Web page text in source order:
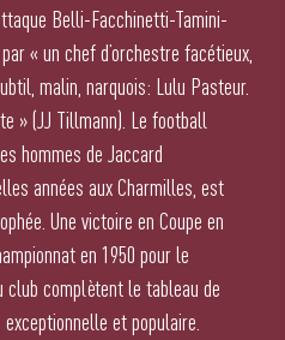
Belli-Facchinetti-Tamini-
« un chef d’orchestre facétieux,
malin, narquois: Lulu Pasteur.
» (JJ Tillmann). Le football
hommes de Jaccard
années aux Charmilles, est
Une victoire en Coupe en
en 1950 pour le
club complètent le tableau de
et populaire.